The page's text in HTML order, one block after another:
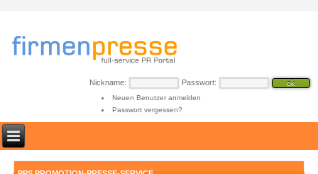
Nickname: Passwort:
Neuen Benutzer anmelden
Passwort vergessen?